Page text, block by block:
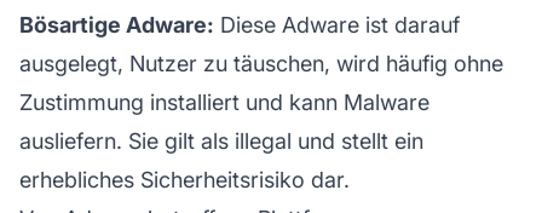
Bösartige Adware: Diese Adware ist darauf
ausgelegt, Nutzer zu täuschen, wird häufig ohne
Zustimmung installiert und kann Malware
ausliefern. Sie gilt als illegal und stellt ein
erhebliches Sicherheitsrisiko dar.